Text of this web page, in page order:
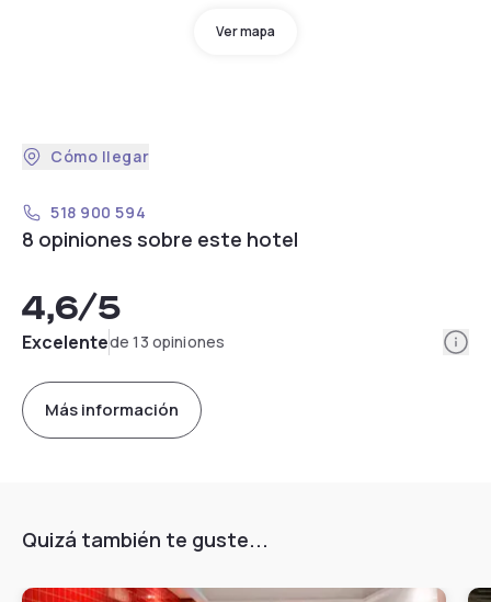
Ver mapa
Cómo llegar
518 900 594
8 opiniones sobre este hotel
4,6/5
Excelentede 13 opiniones
Más información
Quizá también te guste...